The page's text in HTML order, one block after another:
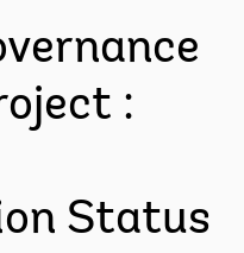
:
Status